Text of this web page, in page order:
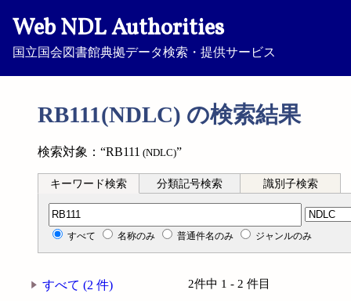
Web NDL Authorities
国立国会図書館典拠データ検索・提供サービス
RB111(NDLC) の検索結果
検索対象：“RB111 (NDLC)”
キーワード検索 分類記号検索 識別子検索
分類記号検索
すべて 名称のみ 普通件名のみ ジャンルのみ
すべて (2 件)
2件中 1 - 2 件目